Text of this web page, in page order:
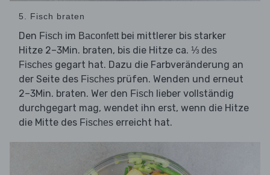
5. Fisch braten
Den Fisch im Baconfettbei mittlerer bis starker
Hitze 2–3Min. braten, bis die Hitze ca. ⅓ des
Fisches gegart hat. Dazu die Farbveränderung an
der Seite des Fisches prüfen. Wenden und erneut
2–3Min. braten. Wer den Fisch lieber vollständig
durchgegart mag, wendet ihn erst, wenn die Hitze
die Mitte des Fisches erreicht hat.